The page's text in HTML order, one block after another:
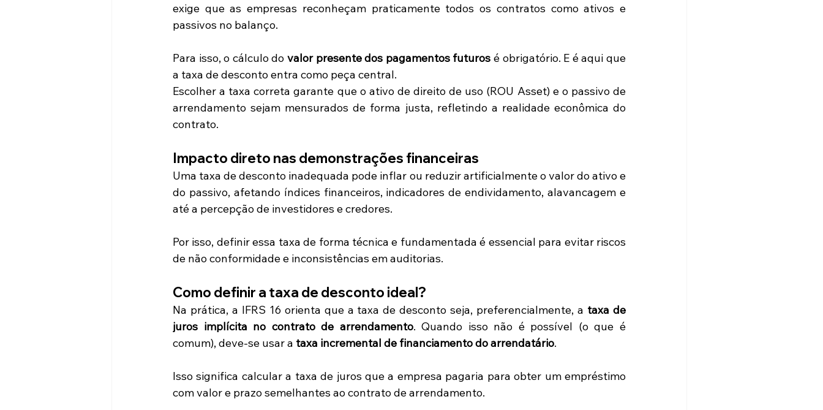
exige que as empresas reconheçam praticamente todos os contratos como ativos e
passivos no balanço.
Para isso, o cálculo do valor presente dos pagamentos futuros é obrigatório. E é aqui que
a taxa de desconto entra como peça central.
Escolher a taxa correta garante que o ativo de direito de uso (ROU Asset) e o passivo de
arrendamento sejam mensurados de forma justa, refletindo a realidade econômica do
contrato.
Impacto direto nas demonstrações financeiras
Uma taxa de desconto inadequada pode inflar ou reduzir artificialmente o valor do ativo e
do passivo, afetando índices financeiros, indicadores de endividamento, alavancagem e
até a percepção de investidores e credores.
Por isso, definir essa taxa de forma técnica e fundamentada é essencial para evitar riscos
de não conformidade e inconsistências em auditorias.
Como definir a taxa de desconto ideal?
Na prática, a IFRS 16 orienta que a taxa de desconto seja, preferencialmente, a taxa de
juros implícita no contrato de arrendamento. Quando isso não é possível (o que é
comum), deve-se usar a taxa incremental de financiamento do arrendatário.
Isso significa calcular a taxa de juros que a empresa pagaria para obter um empréstimo
com valor e prazo semelhantes ao contrato de arrendamento.